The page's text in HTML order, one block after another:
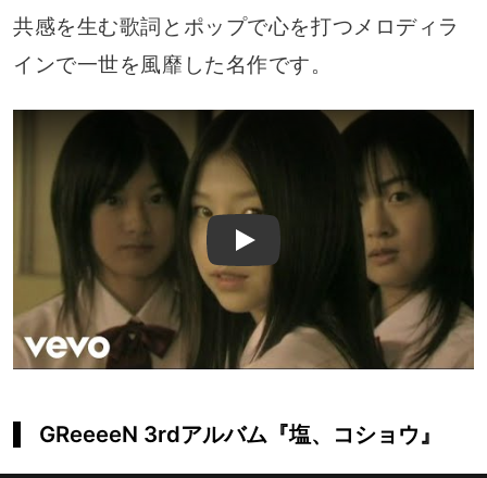
共感を生む歌詞とポップで心を打つメロディラ
インで一世を風靡した名作です。
GReeeeN 3rdアルバム『塩、コショウ』